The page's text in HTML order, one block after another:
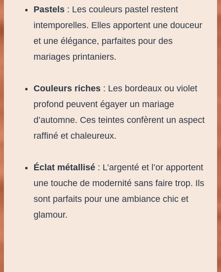
Pastels : Les couleurs pastel restent
intemporelles. Elles apportent une douceur
et une élégance, parfaites pour des
mariages printaniers.
Couleurs riches : Les bordeaux ou violet
profond peuvent égayer un mariage
d’automne. Ces teintes confèrent un aspect
raffiné et chaleureux.
Éclat métallisé : L’argenté et l’or apportent
une touche de modernité sans faire trop. Ils
sont parfaits pour une ambiance chic et
glamour.